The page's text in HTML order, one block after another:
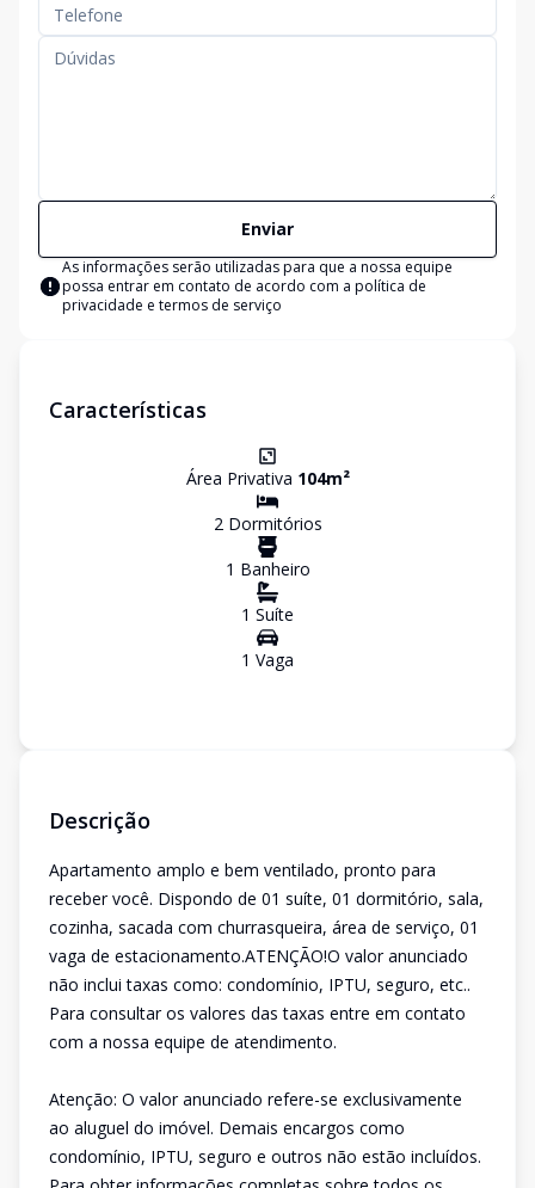
Enviar
As informações serão utilizadas para que a nossa equipe
possa entrar em contato de acordo com a política de
privacidade e termos de serviço
Características
Área Privativa 104m²
2Dormitórios
1 Banheiro
1 Suíte
1 Vaga
Descrição
Apartamento amplo e bem ventilado, pronto para
receber você. Dispondo de 01 suíte, 01 dormitório, sala,
cozinha, sacada com churrasqueira, área de serviço, 01
vaga de estacionamento.ATENÇÃO!O valor anunciado
não inclui taxas como: condomínio, IPTU, seguro, etc..
Para consultar os valores das taxas entre em contato
com a nossa equipe de atendimento.
Atenção: O valor anunciado refere-se exclusivamente
ao aluguel do imóvel. Demais encargos como
condomínio, IPTU, seguro e outros não estão incluídos.